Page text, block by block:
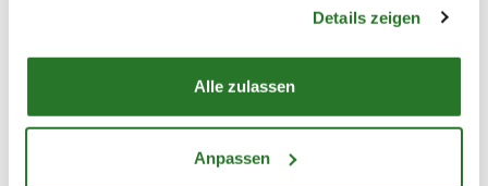
Details zeigen
Alle zulassen
Anpassen